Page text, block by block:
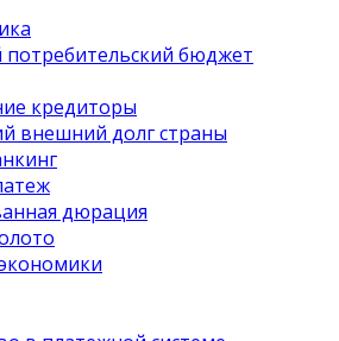
бюджет
кредиторы
внешний долг страны
дюрация